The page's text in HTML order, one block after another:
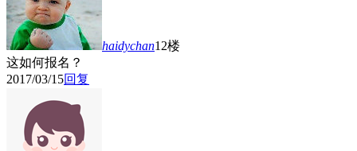
haidychan12楼
这如何报名？
2017/03/15回复